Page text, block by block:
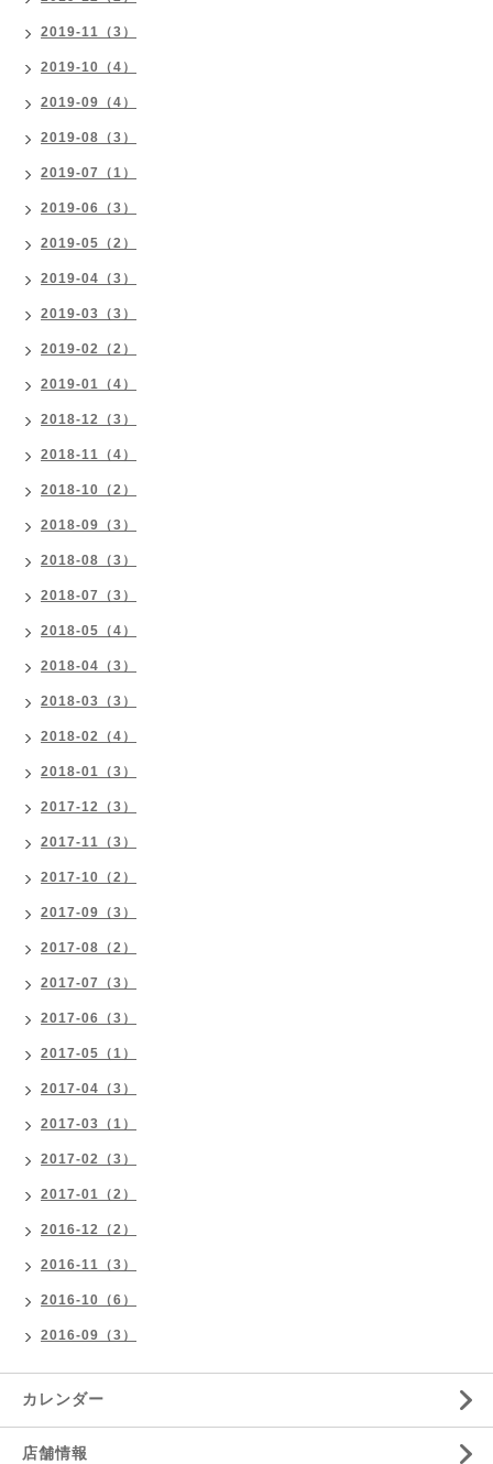
2019-11（3）
2019-10（4）
2019-09（4）
2019-08（3）
2019-07（1）
2019-06（3）
2019-05（2）
2019-04（3）
2019-03（3）
2019-02（2）
2019-01（4）
2018-12（3）
2018-11（4）
2018-10（2）
2018-09（3）
2018-08（3）
2018-07（3）
2018-05（4）
2018-04（3）
2018-03（3）
2018-02（4）
2018-01（3）
2017-12（3）
2017-11（3）
2017-10（2）
2017-09（3）
2017-08（2）
2017-07（3）
2017-06（3）
2017-05（1）
2017-04（3）
2017-03（1）
2017-02（3）
2017-01（2）
2016-12（2）
2016-11（3）
2016-10（6）
2016-09（3）
カレンダー
店舗情報